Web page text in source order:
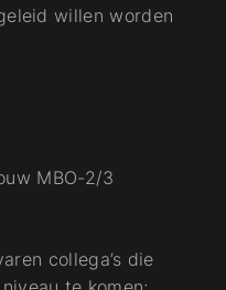
willen worden
MBO-2/3
collega’s die